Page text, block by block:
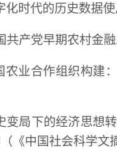
化时代的历史数据
共产党早期农村金
农业合作组织构建
变局下的经济思想
《中国社会科学